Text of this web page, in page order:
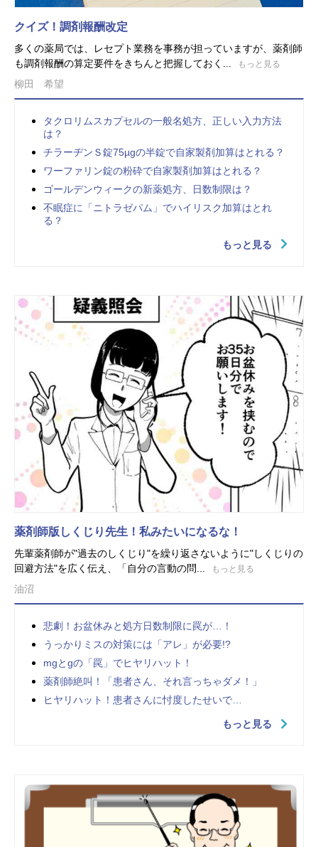
クイズ！調剤報酬改定
多くの薬局では、レセプト業務を事務が担っていますが、薬剤師
も調剤報酬の算定要件をきちんと把握しておく...
もっと見る
柳田 希望
タクロリムスカプセルの一般名処方、正しい入力方法
は？
チラーヂンＳ錠75µgの半錠で自家製剤加算はとれる？
ワーファリン錠の粉砕で自家製剤加算はとれる？
ゴールデンウィークの新薬処方、日数制限は？
不眠症に「ニトラゼパム」でハイリスク加算はとれ
る？
もっと見る
薬剤師版しくじり先生！私みたいになるな！
先輩薬剤師が"過去のしくじり"を繰り返さないように"しくじりの
回避方法"を広く伝え、「自分の言動の問...
もっと見る
油沼
悲劇！お盆休みと処方日数制限に罠が…！
うっかりミスの対策には「アレ」が必要!?
mgとgの「罠」でヒヤリハット！
薬剤師絶叫！「患者さん、それ言っちゃダメ！」
ヒヤリハット！患者さんに忖度したせいで…
もっと見る